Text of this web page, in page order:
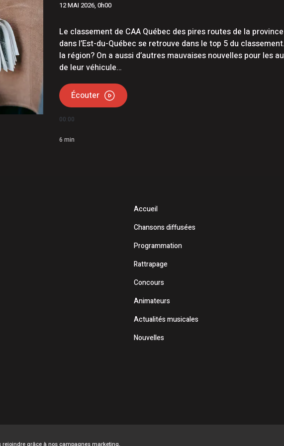
conserve son avance dans les intentions de vote
5G à Matane-sur-Mer
12 MAI 2026, 0h00
Le classement de CAA Québec des pires routes de la
dans l’Est-du-Québec se retrouve dans le top 5 du
la région? On a aussi d’autres mauvaises nouvelles pour les
de leur véhicule…
Écouter
00:00
6 min
Accueil
Chansons diffusées
Programmation
Rattrapage
Concours
Animateurs
Actualités musicales
Nouvelles
rejoindre grâce à nos campagnes marketing,